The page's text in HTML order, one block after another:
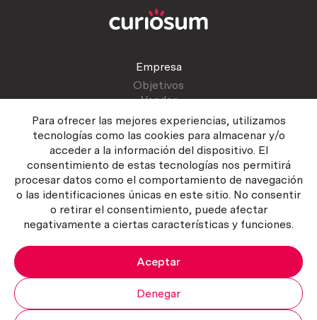
Para ofrecer las mejores experiencias, utilizamos
tecnologías como las cookies para almacenar y/o
acceder a la información del dispositivo. El
consentimiento de estas tecnologías nos permitirá
procesar datos como el comportamiento de navegación
o las identificaciones únicas en este sitio. No consentir
o retirar el consentimiento, puede afectar
negativamente a ciertas características y funciones.
Aceptar
Denegar
Empresa
Objetivos
Vender
Atención al cliente
Contactar
Manual del vendedor
Política del servicio
Política de Cookies
Copyright ©2026 Curiosum S.L. Todos los derechos reservados.